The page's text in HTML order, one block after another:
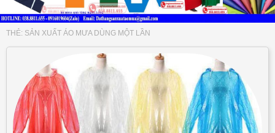
THẺ: SẢN XUẤT ÁO MƯA DÙNG MỘT LẦN